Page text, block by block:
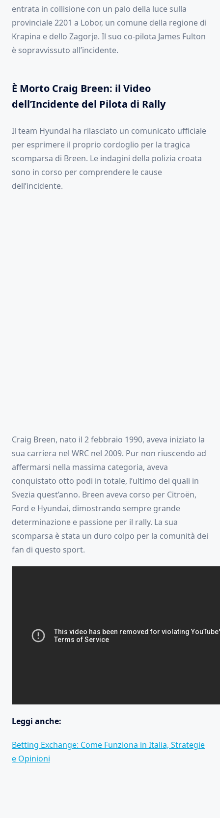
entrata in collisione con un palo della luce sulla
provinciale 2201 a Lobor, un comune della regione di
Krapina e dello Zagorje. Il suo co-pilota James Fulton
è sopravvissuto all’incidente.
È Morto Craig Breen: il Video
dell’Incidente del Pilota di Rally
Il team Hyundai ha rilasciato un comunicato ufficiale
per esprimere il proprio cordoglio per la tragica
scomparsa di Breen. Le indagini della polizia croata
sono in corso per comprendere le cause
dell’incidente.
Craig Breen, nato il 2 febbraio 1990, aveva iniziato la
sua carriera nel WRC nel 2009. Pur non riuscendo ad
affermarsi nella massima categoria, aveva
conquistato otto podi in totale, l’ultimo dei quali in
Svezia quest’anno. Breen aveva corso per Citroën,
Ford e Hyundai, dimostrando sempre grande
determinazione e passione per il rally. La sua
scomparsa è stata un duro colpo per la comunità dei
fan di questo sport.
Leggi anche:
Betting Exchange: Come Funziona in Italia, Strategie
e Opinioni